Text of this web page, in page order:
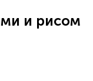
и рисом